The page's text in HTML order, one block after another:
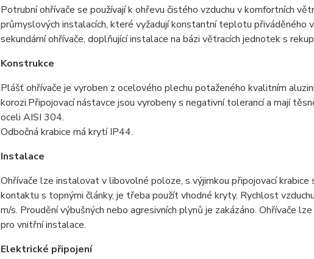
Potrubní ohřívače se používají k ohřevu čistého vzduchu v komfortních
průmyslových instalacích, které vyžadují konstantní teplotu přiváděného
sekundární ohřívače, doplňující instalace na bázi větracích jednotek s
Konstrukce
Plášť ohřívače je vyroben z ocelového plechu potaženého kvalitním
korozi.Připojovací nástavce jsou vyrobeny s negativní tolerancí a mají
oceli AISI 304.
Odbočná krabice má krytí IP44.
Instalace
Ohřívače lze instalovat v libovolné poloze, s výjimkou připojovací
kontaktu s topnými články, je třeba použít vhodné kryty. Rychlost
m/s. Proudění výbušných nebo agresivních plynů je zakázáno. Ohřívače
pro vnitřní instalace.
Elektrické připojení